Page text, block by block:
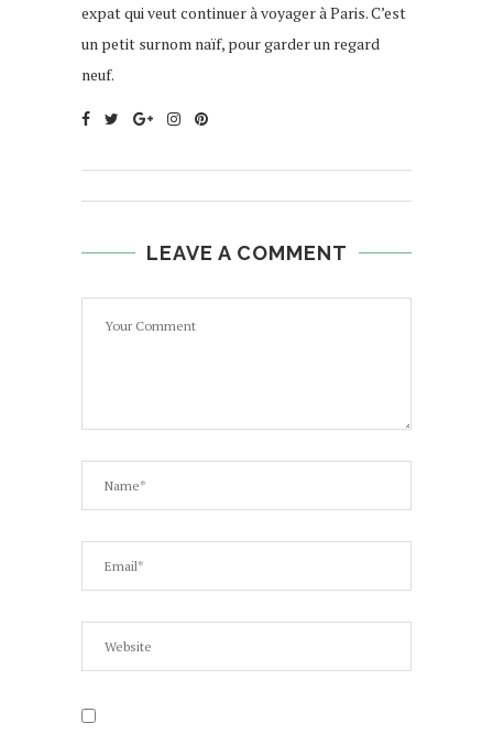
expat qui veut continuer à voyager à Paris. C’est
un petit surnom naïf, pour garder un regard
neuf.
LEAVE A COMMENT